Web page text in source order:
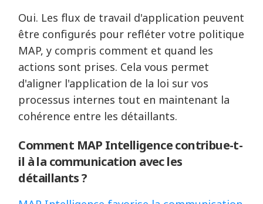
Oui. Les flux de travail d'application peuvent
être configurés pour refléter votre politique
MAP, y compris comment et quand les
actions sont prises. Cela vous permet
d'aligner l'application de la loi sur vos
processus internes tout en maintenant la
cohérence entre les détaillants.
Comment MAP Intelligence contribue-t-
il à la communication avec les
détaillants ?